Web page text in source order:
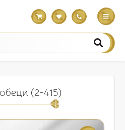
(2-415)